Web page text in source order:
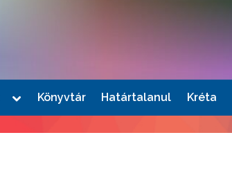
Toggle
menu
Könyvtár Határtalanul Kréta